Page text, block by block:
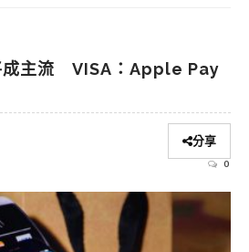
成主流 VISA：Apple Pay
分享
0